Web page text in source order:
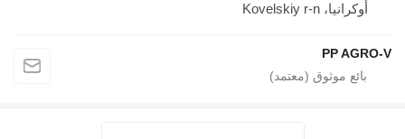
أوكرانيا، Kovelskiy r-n
PP